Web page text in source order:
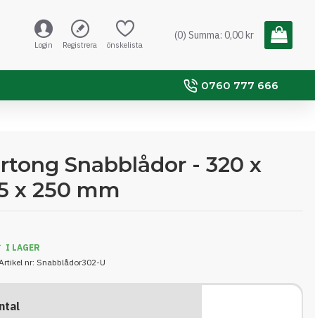
Login Registrera önskelista
(0) Summa: 0,00 kr
0760 777 666
Snabblådor - 320 x
x 250 mm
I LAGER
nr: Snabblådor302-U